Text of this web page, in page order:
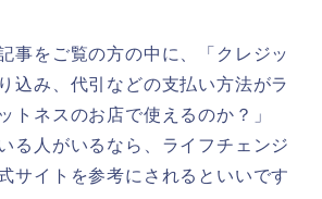
事をご覧の方の中に、「クレジッ
込み、代引などの支払い方法がラ
トネスのお店で使えるのか？」
る人がいるなら、ライフチェンジ
サイトを参考にされるといいです